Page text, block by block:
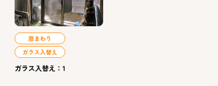
窓まわり
ガラス入替え
ガラス入替え：1